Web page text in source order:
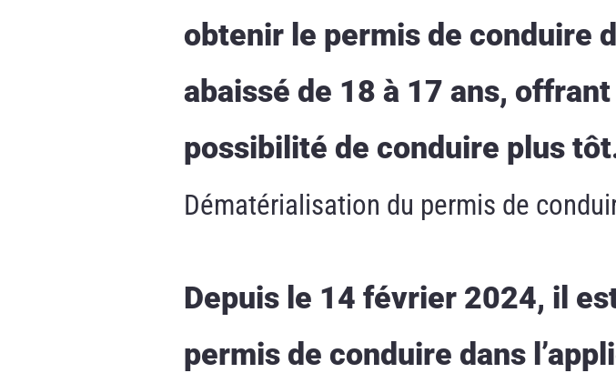
obtenir le permis de conduire
abaissé de 18 à 17 ans,
possibilité de conduire plus
Dématérialisation du permis de
Depuis le 14 février 2024, il
permis de conduire dans